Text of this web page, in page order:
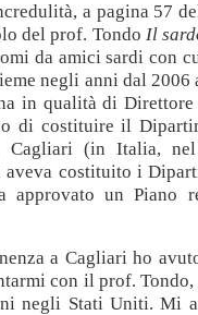
a pagina 57
del prof. Tondo Il
da amici sardi con
negli anni dal 2006
in qualità di
di costituire il
Cagliari (in Italia,
aveva costituito i
approvato un Piano
a Cagliari ho
con il prof. Tondo,
negli Stati Uniti. Mi